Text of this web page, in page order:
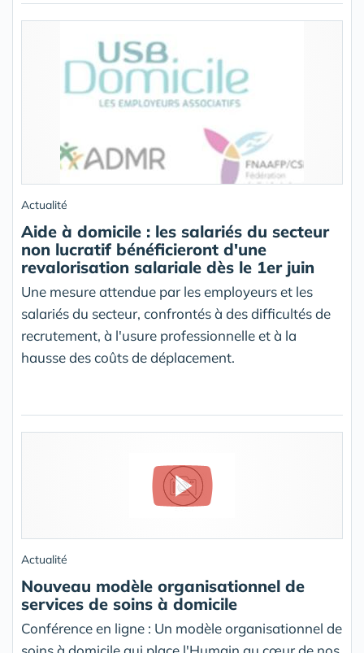
Actualité
Aide à domicile : les salariés du secteur
non lucratif bénéficieront d'une
revalorisation salariale dès le 1er juin
Une mesure attendue par les employeurs et les
salariés du secteur, confrontés à des difficultés de
recrutement, à l'usure professionnelle et à la
hausse des coûts de déplacement.
Actualité
Nouveau modèle organisationnel de
services de soins à domicile
Conférence en ligne : Un modèle organisationnel de